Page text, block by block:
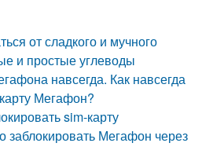
от сладкого и мучного
и простые углеводы
навсегда. Как навсегда
Мегафон?
sim-карту
заблокировать Мегафон через